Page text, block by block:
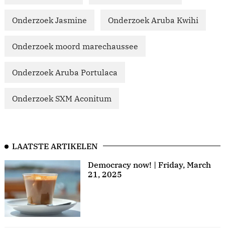
Onderzoek Jasmine Onderzoek Aruba Kwihi
Onderzoek moord marechaussee
Onderzoek Aruba Portulaca
Onderzoek SXM Aconitum
LAATSTE ARTIKELEN
Democracy now! | Friday, March
21, 2025